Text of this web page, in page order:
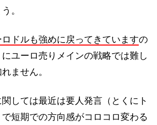
。
ドルも強めに戻ってきていますの
ユーロ売りメインの戦略では難し
ません。
しては最近は要人発言（とくにト
短期での方向感がコロコロ変わる